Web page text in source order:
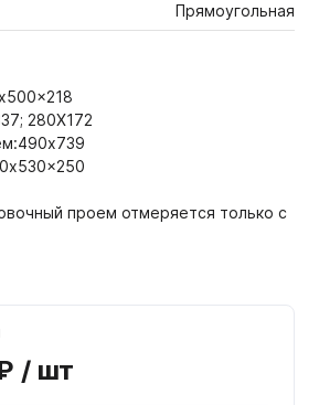
Прямоугольная
280Х172
проем отмеряется только с
/ шт